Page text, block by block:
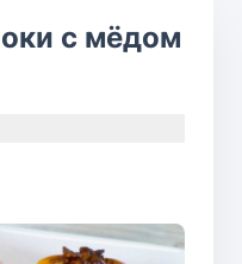
с мёдом